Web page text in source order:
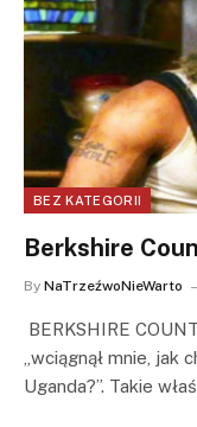
BEZ KATEGORII
Berkshire
By NaTrzeźwoNieWarto
BERKSHIRE
„wciągnął mnie, jak
Uganda?”. Takie